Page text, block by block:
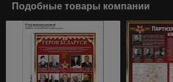
Подобные товары компании